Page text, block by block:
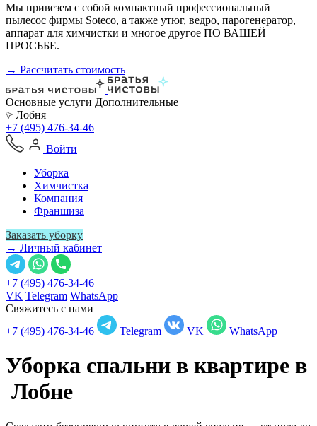
Мы привезем с собой компактный профессиональный
пылесос фирмы Soteco, а также утюг, ведро, парогенератор,
аппарат для химчистки и многое другое ПО ВАШЕЙ
ПРОСЬБЕ.
→ Рассчитать стоимость
Основные услуги Дополнительные
Лобня
+7 (495) 476-34-46
Войти
Уборка
Химчистка
Компания
Франшиза
Заказать уборку
→ Личный кабинет
+7 (495) 476-34-46
VK Telegram WhatsApp
Свяжитесь с нами
+7 (495) 476-34-46
Telegram VK WhatsApp
Уборка спальни в квартире в
Лобне